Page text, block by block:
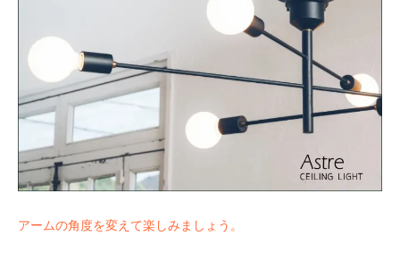
アームの角度を変えて楽しみましょう。